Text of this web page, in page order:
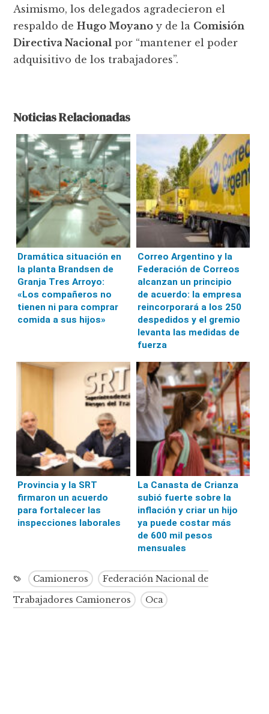
Asimismo, los delegados agradecieron el
respaldo deHugo Moyano y de la Comisión
Directiva Nacional por “mantener el poder
adquisitivo de los trabajadores”.
Noticias Relacionadas
Dramática situación en
la planta Brandsen de
Granja Tres Arroyo:
«Los compañeros no
tienen ni para comprar
comida a sus hijos»
Correo Argentino y la
Federación de Correos
alcanzan un principio
de acuerdo: la empresa
reincorporará a los 250
despedidos y el gremio
levanta las medidas de
fuerza
Provincia y la SRT
firmaron un acuerdo
para fortalecer las
inspecciones laborales
La Canasta de Crianza
subió fuerte sobre la
inflación y criar un hijo
ya puede costar más
de 600 mil pesos
mensuales
Camioneros
Federación Nacional de
Trabajadores Camioneros
Oca